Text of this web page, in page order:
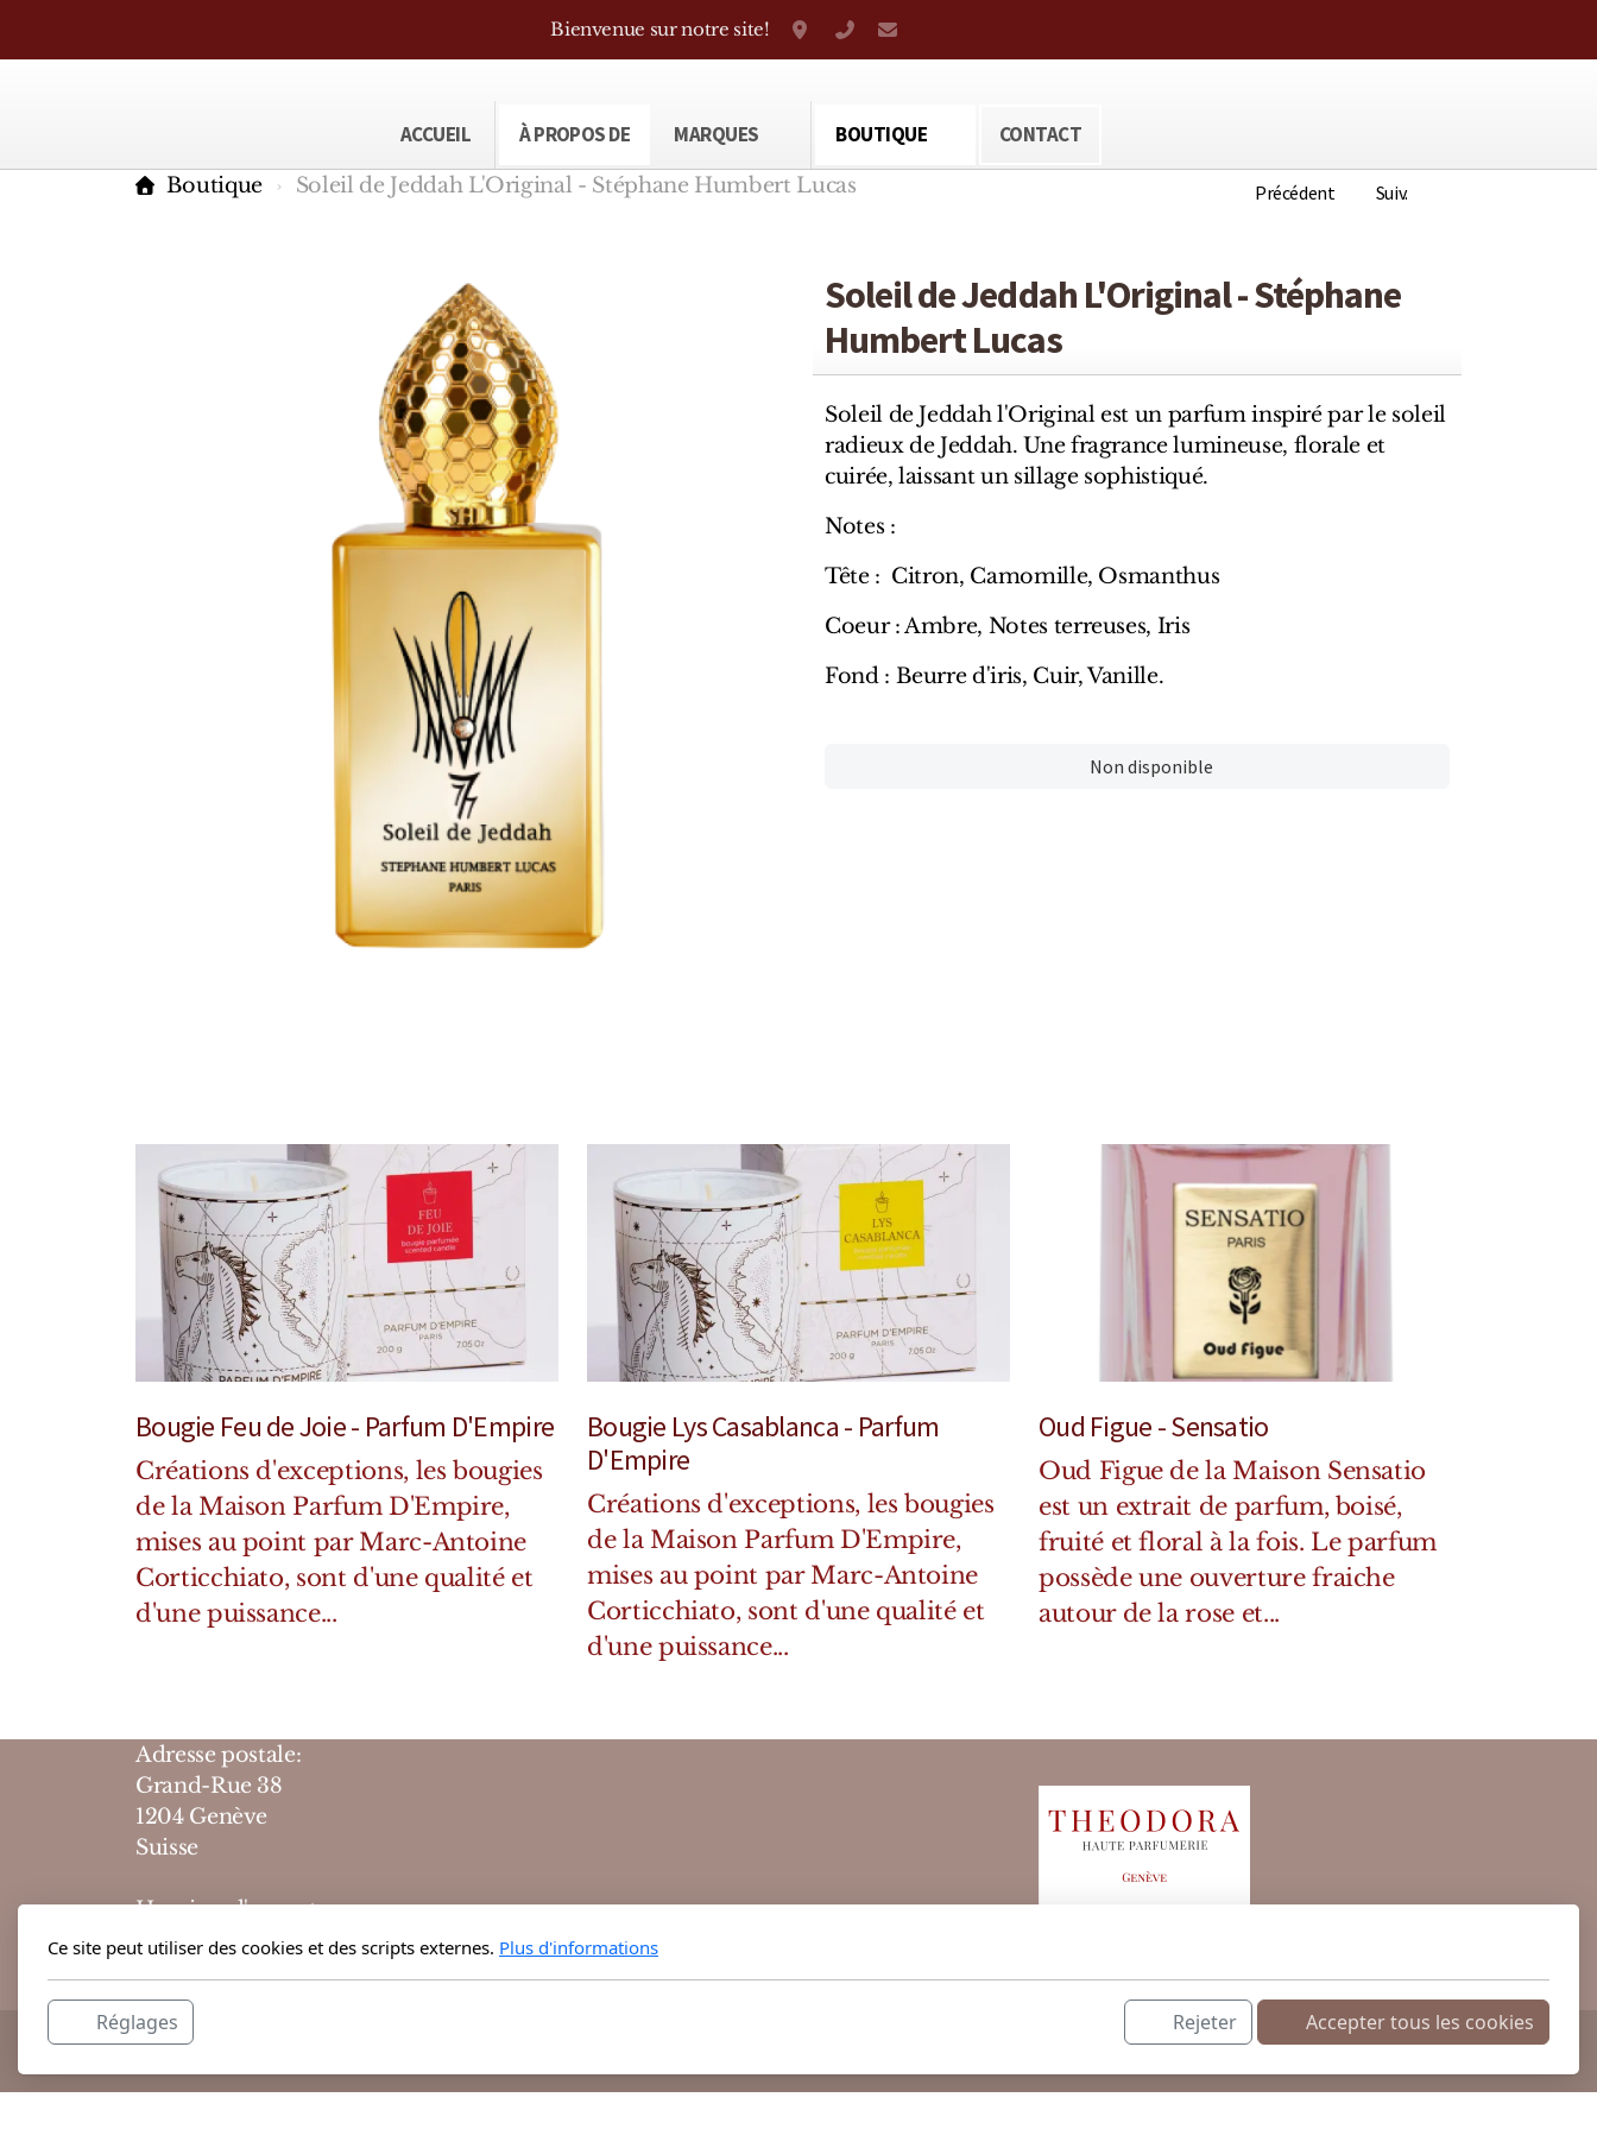
Bienvenue sur notre site! Grand-Rue 38, Genève
+41 22 310 38 75
ACCUEIL À PROPOS DE MARQUES BOUTIQUE CONTACT
Précédent Suiv.
Boutique Soleil de Jeddah L'Original - Stéphane Humbert Lucas
Soleil de Jeddah L'Original - Stéphane
Humbert Lucas
Soleil de Jeddah l'Original est un parfum inspiré par le soleil
radieux de Jeddah. Une fragrance lumineuse, florale et
cuirée, laissant un sillage sophistiqué.
Notes :
Tête : Citron, Camomille, Osmanthus
Coeur : Ambre, Notes terreuses, Iris
Fond : Beurre d'iris, Cuir, Vanille.
Non disponible
Bougie Feu de Joie - Parfum D'Empire
Créations d'exceptions, les bougies
de la Maison Parfum D'Empire,
mises au point par Marc-Antoine
Corticchiato, sont d'une qualité et
d'une puissance...
Bougie Lys Casablanca - Parfum
D'Empire
Créations d'exceptions, les bougies
de la Maison Parfum D'Empire,
mises au point par Marc-Antoine
Corticchiato, sont d'une qualité et
d'une puissance...
Oud Figue - Sensatio
Oud Figue de la Maison Sensatio
est un extrait de parfum, boisé,
fruité et floral à la fois. Le parfum
possède une ouverture fraiche
autour de la rose et...
Adresse postale:
Grand-Rue 38
1204 Genève
Suisse
Horaires d'ouvertures :
10h-19h du lundi au vendredi
10h-18h le samedi
@ 2026 Theodora Haute Parfumerie vous propose ses parfums de niche et cosmétiques exclusifs
Ce site peut utiliser des cookies et des scripts externes. Plus d'informations
Réglages Rejeter Accepter tous les cookies